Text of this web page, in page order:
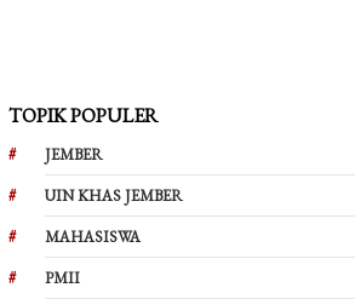
TOPIK POPULER
JEMBER
UIN KHAS JEMBER
MAHASISWA
PMII